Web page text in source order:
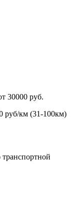
30000 руб.
руб/км (31-100км)